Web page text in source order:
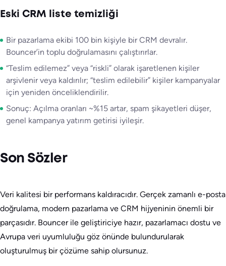
Eski CRM liste temizliği
Bir pazarlama ekibi 100 bin kişiyle bir CRM devralır.
Bouncer’in toplu doğrulamasını çalıştırırlar.
“Teslim edilemez” veya “riskli” olarak işaretlenen kişiler
arşivlenir veya kaldırılır; “teslim edilebilir” kişiler kampanyalar
için yeniden önceliklendirilir.
Sonuç: Açılma oranları ~%15 artar, spam şikayetleri düşer,
genel kampanya yatırım getirisi iyileşir.
Son Sözler
Veri kalitesi bir performans kaldıracıdır. Gerçek zamanlı e-posta
doğrulama, modern pazarlama ve CRM hijyeninin önemli bir
parçasıdır. Bouncer ile geliştiriciye hazır, pazarlamacı dostu ve
Avrupa veri uyumluluğu göz önünde bulundurularak
oluşturulmuş bir çözüme sahip olursunuz.